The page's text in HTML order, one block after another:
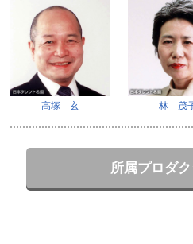
高塚 玄 林 茂
所属プロダ